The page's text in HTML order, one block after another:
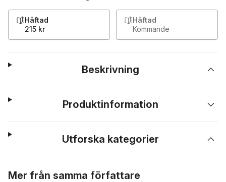
Häftad
215 kr
Häftad
Kommande
Beskrivning
Produktinformation
Utforska kategorier
Mer från samma författare